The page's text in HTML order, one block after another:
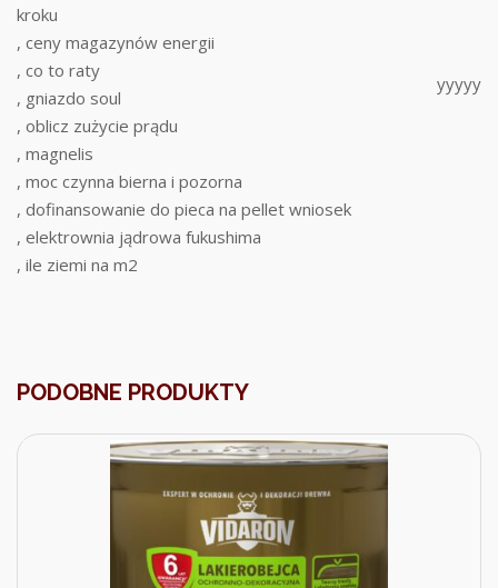
kroku
, ceny magazynów energii
, co to raty
, gniazdo soul
, oblicz zużycie prądu
, magnelis
, moc czynna bierna i pozorna
, dofinansowanie do pieca na pellet wniosek
, elektrownia jądrowa fukushima
, ile ziemi na m2
yyyyy
PODOBNE PRODUKTY